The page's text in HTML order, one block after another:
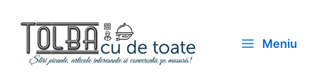
content
Meniu